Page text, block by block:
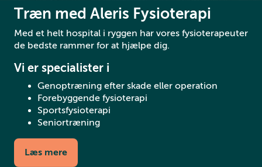
Træn med Aleris Fysioterapi
Med et helt hospital i ryggen har vores fysioterapeuter
de bedste rammer for at hjælpe dig.
Vi er specialister i
Genoptræning efter skade eller operation
Forebyggende fysioterapi
Sportsfysioterapi
Seniortræning
Læs mere